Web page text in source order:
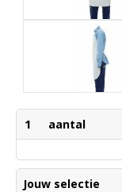
1 aantal
Jouw selectie